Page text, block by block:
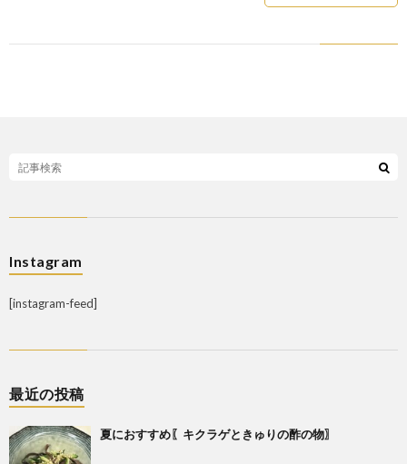
Instagram
[instagram-feed]
最近の投稿
夏におすすめ〖キクラゲときゅりの酢の物〗